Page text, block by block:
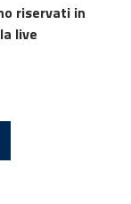
riservati in
live